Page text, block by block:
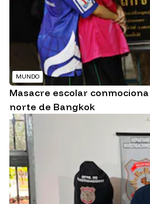
MUNDO
Masacre escolar
norte de Bangkok